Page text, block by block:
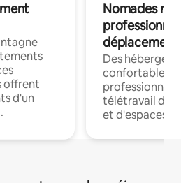
offrent
d'un
Nomades
déplacement
Des
confortables
professionnels
télétravail
et d'espaces